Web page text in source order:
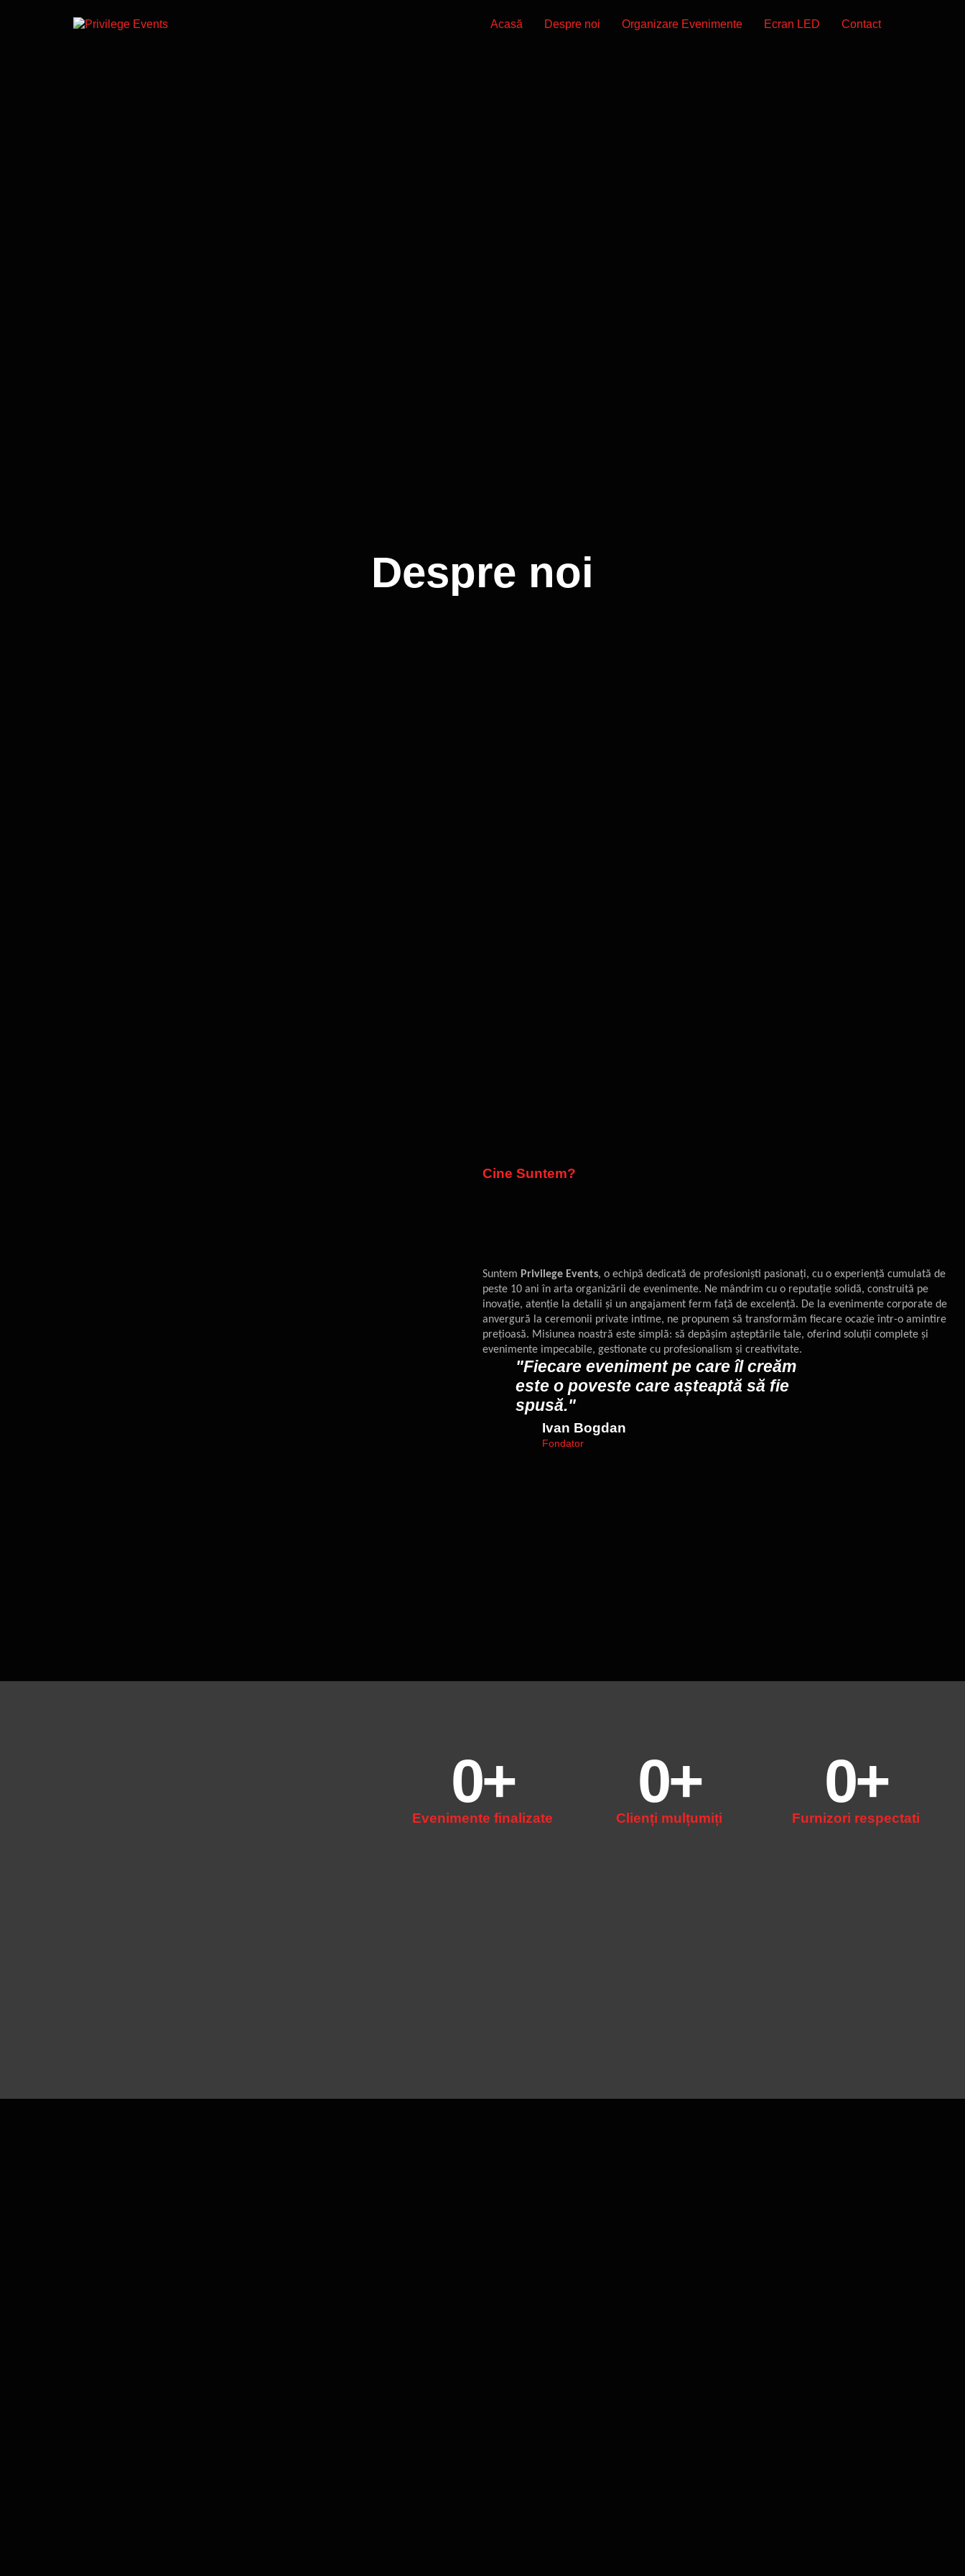
Acasă Despre noi Organizare Evenimente Ecran LED Contact
Despre noi
Cine Suntem?
Suntem Privilege Events, o echipă dedicată de profesioniști pasionați, cu o experiență cumulată de
peste 10 ani în arta organizării de evenimente. Ne mândrim cu o reputație solidă, construită pe
inovație, atenție la detalii și un angajament ferm față de excelență. De la evenimente corporate de
anvergură la ceremonii private intime, ne propunem să transformăm fiecare ocazie într-o amintire
prețioasă. Misiunea noastră este simplă: să depășim așteptările tale, oferind soluții complete și
evenimente impecabile, gestionate cu profesionalism și creativitate.
"Fiecare eveniment pe care îl creăm
este o poveste care așteaptă să fie
spusă."
Ivan Bogdan
Fondator
0+
Evenimente finalizate
0+
Clienți mulțumiți
0+
Furnizori respectati